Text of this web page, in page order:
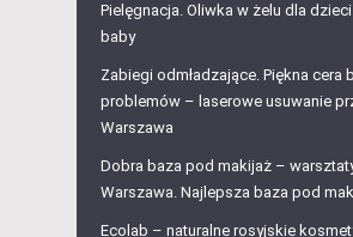
Pielęgnacja. Oliwka w żelu dla
baby
Zabiegi odmładzające. Piękna cera
problemów – laserowe usuwanie
Warszawa
Dobra baza pod makijaż –
Warszawa. Najlepsza baza pod
Ecolab – naturalne rosyjskie